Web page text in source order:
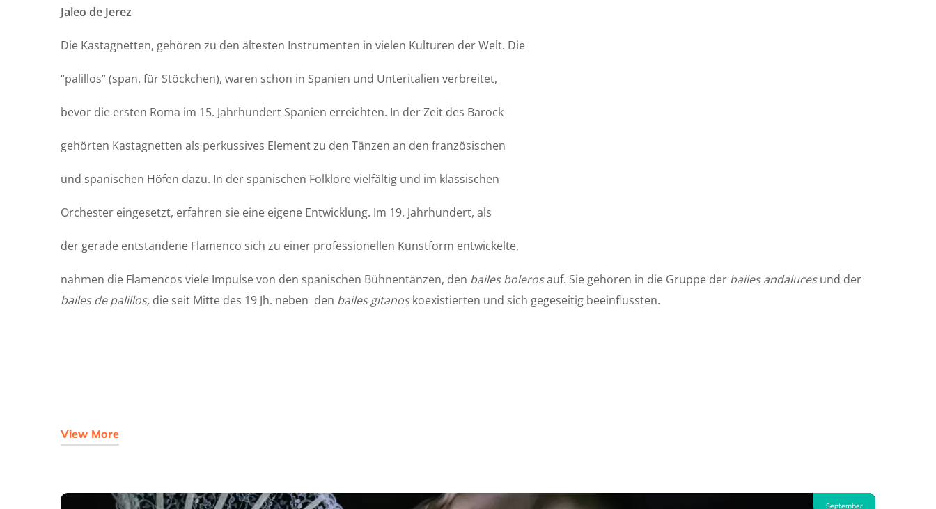
Jaleo de Jerez
Die Kastagnetten, gehören zu den ältesten Instrumenten in vielen Kulturen der Welt. Die
“palillos” (span. für Stöckchen), waren schon in Spanien und Unteritalien verbreitet,
bevor die ersten Roma im 15. Jahrhundert Spanien erreichten. In der Zeit des Barock
gehörten Kastagnetten als perkussives Element zu den Tänzen an den französischen
und spanischen Höfen dazu. In der spanischen Folklore vielfältig und im klassischen
Orchester eingesetzt, erfahren sie eine eigene Entwicklung. Im 19. Jahrhundert, als
der gerade entstandene Flamenco sich zu einer professionellen Kunstform entwickelte,
nahmen die Flamencos viele Impulse von den spanischen Bühnentänzen, den bailes bolerosauf. Sie gehören in die Gruppe der bailes andalucesund der
bailes de palillos, die seit Mitte des 19 Jh. neben den bailes gitanoskoexistierten und sich gegeseitig beeinflussten.
View More
September